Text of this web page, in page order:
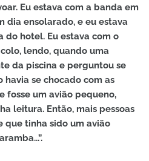
Eu estava com a banda em
dia ensolarado, e eu estava
do hotel. Eu estava com o
lendo, quando uma
da piscina e perguntou se
se chocado com as
fosse um avião pequeno,
leitura. Então, mais pessoas
que tinha sido um avião